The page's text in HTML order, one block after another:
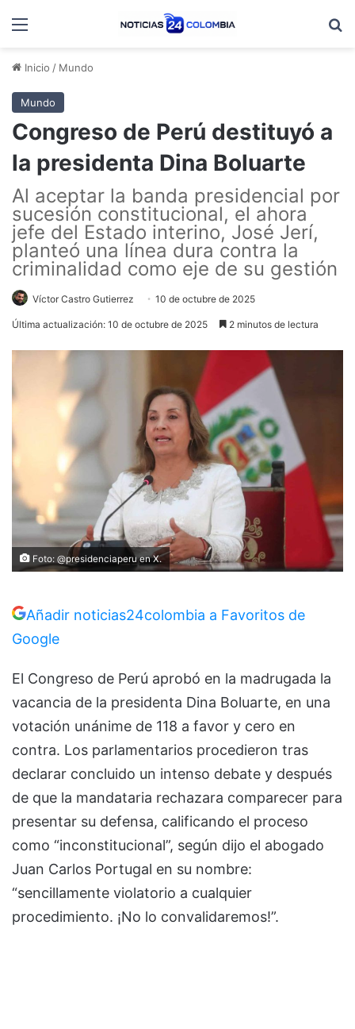
Menú
Inicio / Mundo
Mundo
Congreso de Perú destituyó a
la presidenta Dina Boluarte
Al aceptar la banda presidencial por
sucesión constitucional, el ahora
jefe del Estado interino, José Jerí,
planteó una línea dura contra la
criminalidad como eje de su gestión
Víctor Castro Gutierrez 10 de octubre de 2025
Última actualización: 10 de octubre de 2025 2 minutos de lectura
Foto: @presidenciaperu en X.
Añadir noticias24colombia a Favoritos de
Google
El Congreso de Perú aprobó en la madrugada la
vacancia de la presidenta Dina Boluarte, en una
votación unánime de 118 a favor y cero en
contra. Los parlamentarios procedieron tras
declarar concluido un intenso debate y después
de que la mandataria rechazara comparecer para
presentar su defensa, calificando el proceso
como “inconstitucional”, según dijo el abogado
Juan Carlos Portugal en su nombre:
“sencillamente violatorio a cualquier
procedimiento. ¡No lo convalidaremos!”.